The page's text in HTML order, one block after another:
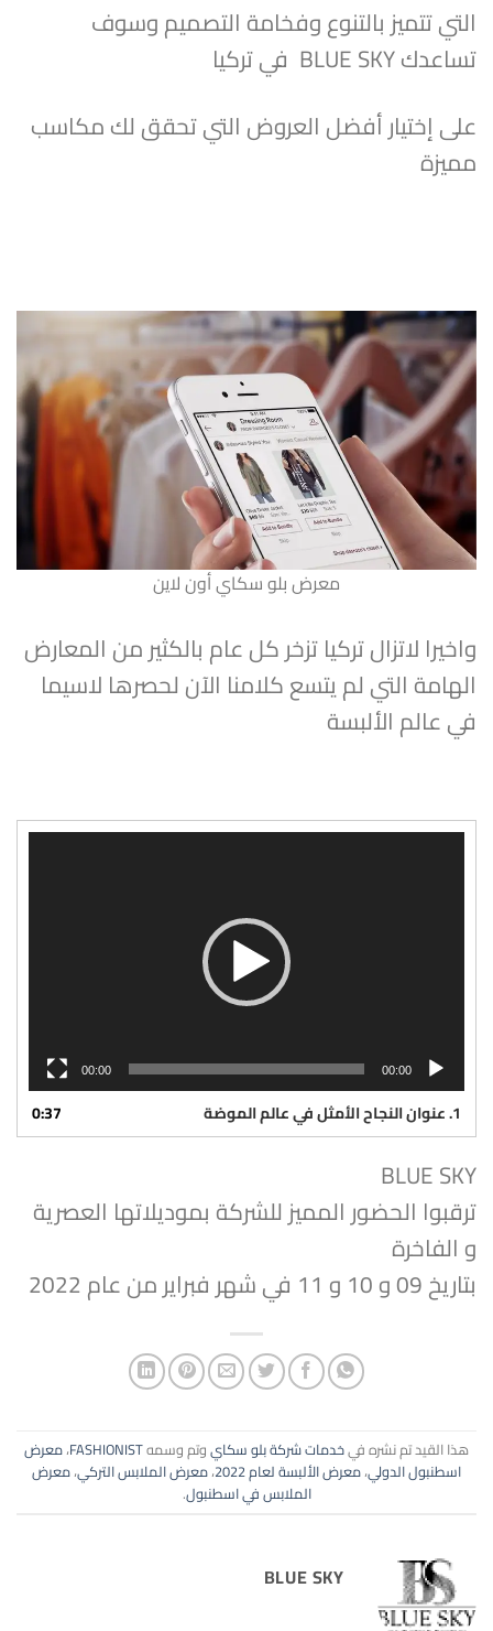
التي تتميز بالتنوع وفخامة التصميم وسوف
تساعدك BLUE SKY في تركيا
على إختيار أفضل العروض التي تحقق لك مكاسب
مميزة
معرض بلو سكاي أون لاين
واخيرا لاتزال تركيا تزخر كل عام بالكثير من المعارض
الهامة التي لم يتسع كلامنا الآن لحصرها لاسيما
في عالم الألبسة
مشغل
00:00
00:00
1. عنوان النجاح الأمثل في عالم الموضة 0:37
BLUE SKY
ترقبوا الحضور المميز للشركة بموديلاتها العصرية
و الفاخرة
بتاريخ 09 و 10 و 11 في شهر فبراير من عام 2022
هذا القيد تم نشره فيخدمات شركة بلو سكايوتم وسمهFASHIONIST،معرض
اسطنبول الدولي،معرض الألبسة لعام 2022 ،معرض الملابس التركي،معرض
الملابس في اسطنبول.
BLUE SKY